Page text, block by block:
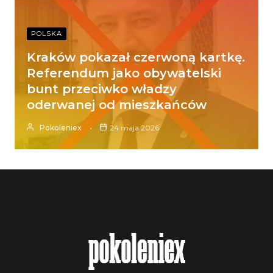
POLSKA
Kraków pokazał czerwoną kartkę.
Referendum jako obywatelski
bunt przeciwko władzy
oderwanej od mieszkańców
Pokoleniex 24 maja 2026